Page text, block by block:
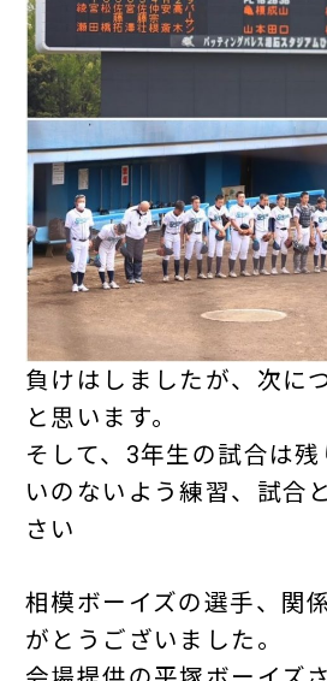
負けはしましたが、次に
と思います。
そして、3年生の試合は
いのないよう練習、試合
さい
相模ボーイズの選手、関
がとうございました。